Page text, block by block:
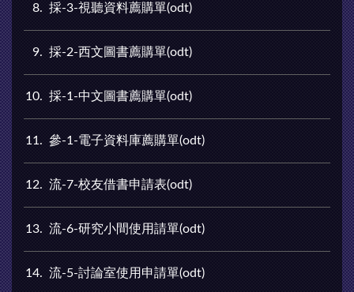
8 採-3-視聽資料薦購單(odt)
9 採-2-西文圖書薦購單(odt)
10 採-1-中文圖書薦購單(odt)
11 參-1-電子資料庫薦購單(odt)
12 流-7-校友借書申請表(odt)
13 流-6-研究小間使用請單(odt)
14 流-5-討論室使用申請單(odt)